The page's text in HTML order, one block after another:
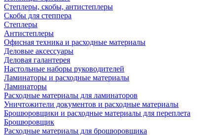
Степлеры, скобы, антистеплеры
Скобы для степпера
Степлеры
Антистеплеры
Офисная техника и расходные материалы
Деловые аксессуары
Деловая галантерея
Настольные наборы руководителей
Ламинаторы и расходные материалы
Ламинаторы
Расходные материалы для ламинаторов
Уничтожители документов и расходные материалы
Брошюровщики и расходные материалы для переплета
Брошюровщик
Расходные материалы для брошюровщика